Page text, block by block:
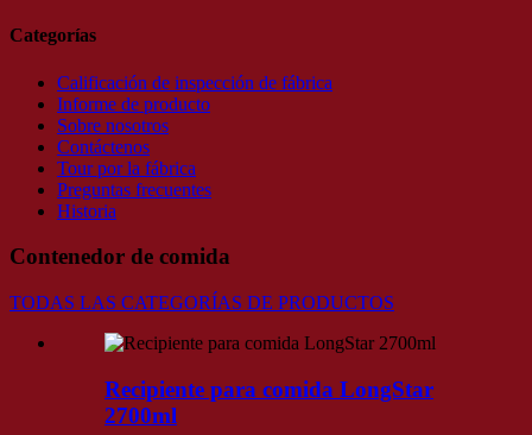
Categorías
Calificación de inspección de fábrica
Informe de producto
Sobre nosotros
Contáctenos
Tour por la fábrica
Preguntas frecuentes
Historia
Contenedor de comida
TODAS LAS CATEGORÍAS DE PRODUCTOS
Recipiente para comida LongStar
2700ml